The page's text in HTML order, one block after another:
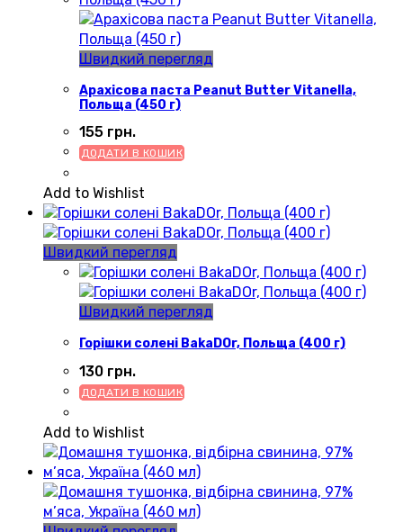
Швидкий перегляд
Арахісова паста Peanut Butter Vitanella,
Польща (450 г)
155 грн.
ДОДАТИ В КОШИК
Add to Wishlist
Швидкий перегляд
Швидкий перегляд
Горішки солені BakaDOr, Польща (400 г)
130 грн.
ДОДАТИ В КОШИК
Add to Wishlist